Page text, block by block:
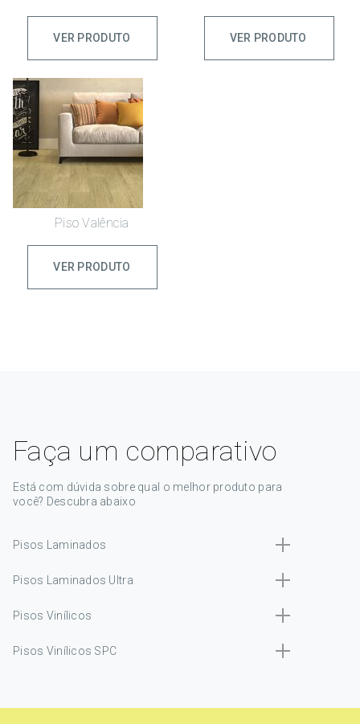
VER PRODUTO VER PRODUTO
Piso Valência
VER PRODUTO
Faça um comparativo
Está com dúvida sobre qual o melhor produto para
você? Descubra abaixo
Pisos Laminados
Pisos Laminados Ultra
Pisos Vinílicos
Pisos Vinílicos SPC